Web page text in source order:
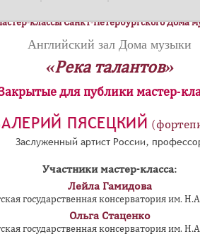
классы Санкт-Петербургского Дома
Английский зал Дома музыки
«Река талантов»
для публики мастер-
ПЯСЕЦКИЙ
Заслуженный артист России,
Участники мастер-класса:
Лейла Гамидова
государственная консерватория им.
Ольга Стаценко
государственная консерватория им.